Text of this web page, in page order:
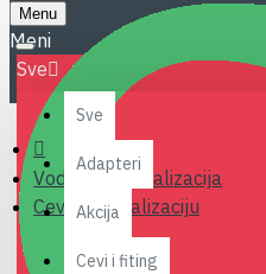
Menu
Sve
Sve
Adapteri
Akcija
Cevi i fiting
Vodovod i kanalizacija
Cevi za kanalizaciju